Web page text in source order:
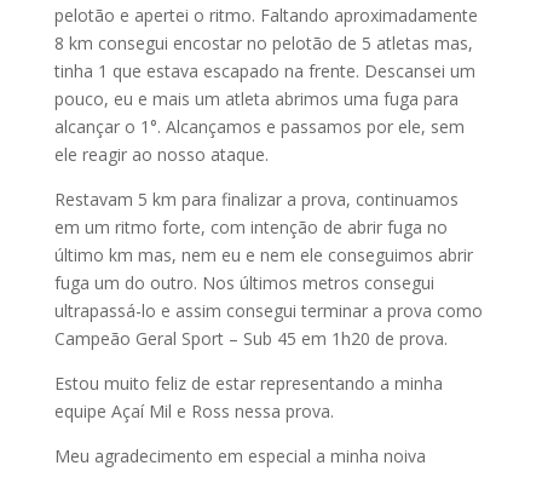
pelotão e apertei o ritmo. Faltando aproximadamente
8 km consegui encostar no pelotão de 5 atletas mas,
tinha 1 que estava escapado na frente. Descansei um
pouco, eu e mais um atleta abrimos uma fuga para
alcançar o 1°. Alcançamos e passamos por ele, sem
ele reagir ao nosso ataque.
Restavam 5 km para finalizar a prova, continuamos
em um ritmo forte, com intenção de abrir fuga no
último km mas, nem eu e nem ele conseguimos abrir
fuga um do outro. Nos últimos metros consegui
ultrapassá-lo e assim consegui terminar a prova como
Campeão Geral Sport – Sub 45 em 1h20 de prova.
Estou muito feliz de estar representando a minha
equipe Açaí Mil e Ross nessa prova.
Meu agradecimento em especial a minha noiva